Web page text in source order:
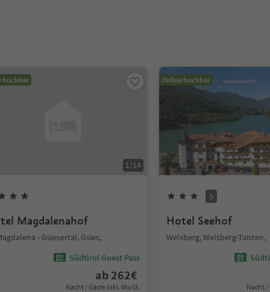
buchbar
1/14
Magdalenahof
- Gsiesertal, Gsies,
Südtirol Guest Pass
ab 262€
Nacht / Gäste Inkl. MwSt.
Online buchbar
S
Hotel Seehof
Welsberg, Welsberg-Taisten,
Nacht /